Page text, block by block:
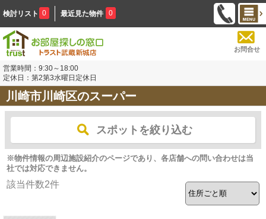
検討リスト 0 最近見た物件 0
お問合せ
営業時間：9:30～18:00
定休日：第2第3水曜日定休日
川崎市川崎区のスーパー
スポットを絞り込む
※物件情報の周辺施設紹介のページであり、各店舗への問い合わせは当
社では対応できません。
該当件数2件